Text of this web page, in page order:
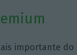
importante do